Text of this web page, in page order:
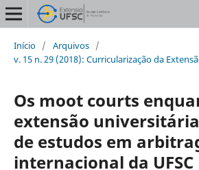
Início / Arquivos /
v. 15 n. 29 (2018): Curricularização da
Os moot courts
extensão
de estudos em
internacional da UFSC